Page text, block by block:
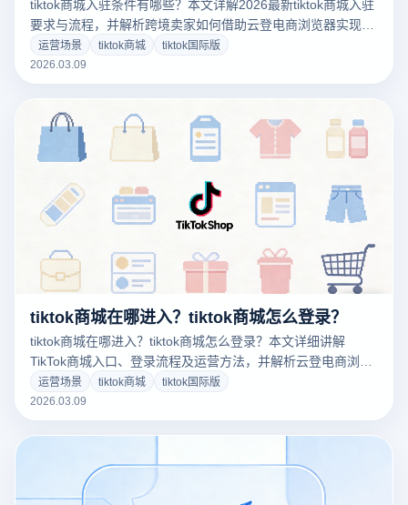
tiktok商城入驻条件有哪些？本文详解2026最新tiktok商城入驻
要求与流程，并解析跨境卖家如何借助云登电商浏览器实现多
账号管理与安全运营，助力高效布局TikTok电商市场。
运营场景 tiktok商城
tiktok国际版
2026.03.09
tiktok商城在哪进入？tiktok商城怎么登录？
tiktok商城在哪进入？tiktok商城怎么登录？本文详细讲解
TikTok商城入口、登录流程及运营方法，并解析云登电商浏览
器如何帮助跨境卖家稳定管理TikTok账号环境。
运营场景 tiktok商城
tiktok国际版
2026.03.09